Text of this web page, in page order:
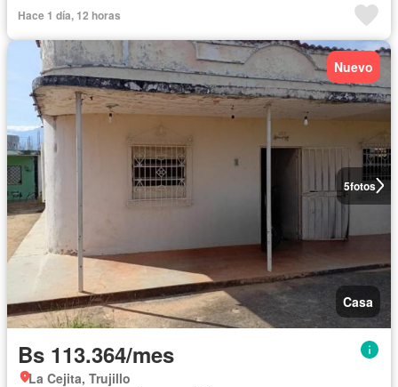
Hace 1 día, 12 horas
5fotos
Nuevo
Casa
Bs 113.364/mes
La Cejita, Trujillo